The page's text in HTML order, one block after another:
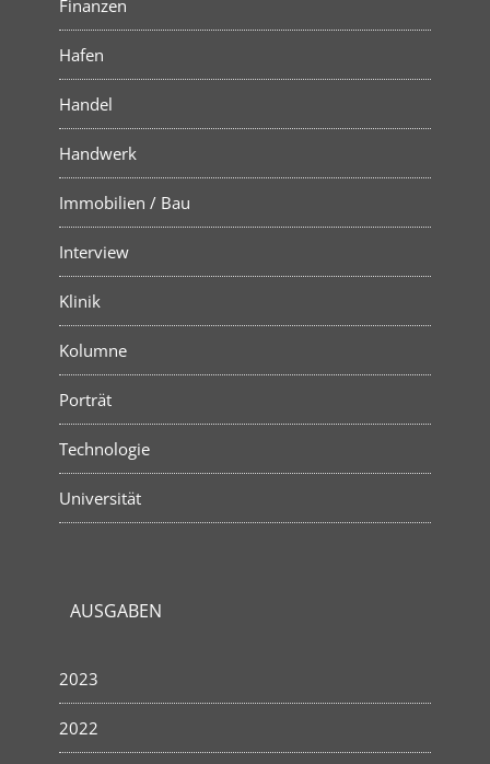
Finanzen
Hafen
Handel
Handwerk
Immobilien / Bau
Interview
Klinik
Kolumne
Porträt
Technologie
Universität
AUSGABEN
2023
2022